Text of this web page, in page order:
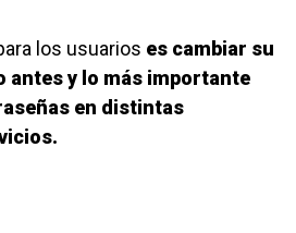
los usuarios es cambiar su
antes y lo más importante
en distintas